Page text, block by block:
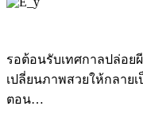
รอต้อนรับเทศกาลปล่อย
เปลี่ยนภาพสวยให้กลาย
ตอน…